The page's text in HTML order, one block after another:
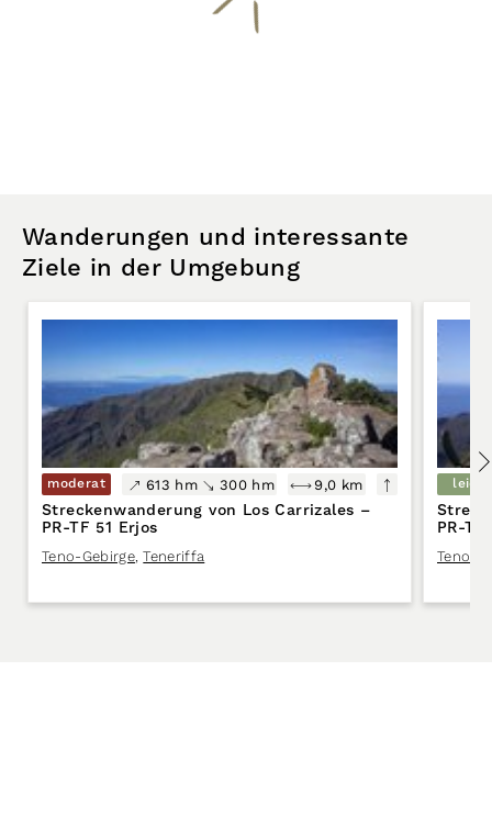
Wanderungen und interessante
Ziele in der Umgebung
moderat 613 hm 300 hm 9,0 km
Streckenwanderung von Los Carrizales –
PR-TF 51 Erjos
Teno-Gebirge, Teneriffa
leicht
PR-
Teno-